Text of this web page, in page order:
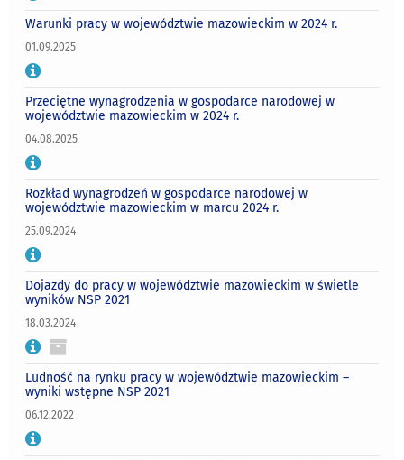
Warunki pracy w województwie mazowieckim w 2024 r.
01.09.2025
Przeciętne wynagrodzenia w gospodarce narodowej w
województwie mazowieckim w 2024 r.
04.08.2025
Rozkład wynagrodzeń w gospodarce narodowej w
województwie mazowieckim w marcu 2024 r.
25.09.2024
Dojazdy do pracy w województwie mazowieckim w świetle
wyników NSP 2021
18.03.2024
Ludność na rynku pracy w województwie mazowieckim –
wyniki wstępne NSP 2021
06.12.2022